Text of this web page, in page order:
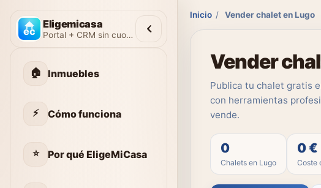
Eligemicasa
Portal + CRM sin cuotas
🏠 Inmuebles
⚡ Cómo funciona
⭐ Por qué EligeMiCasa
Inicio / Vender chalet en Lugo
Vender
Publica tu chalet gratis
con herramientas
vende.
0
Chalets en Lugo
0 €
Coste